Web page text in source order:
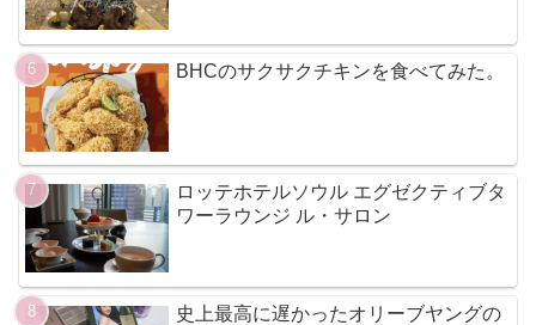
BHCのサクサクチキンを食べてみた。
ロッテホテルソウル エグゼクティブタ
ワーラウンジ ル・サロン
史上最高に遅かったオリーブヤングの